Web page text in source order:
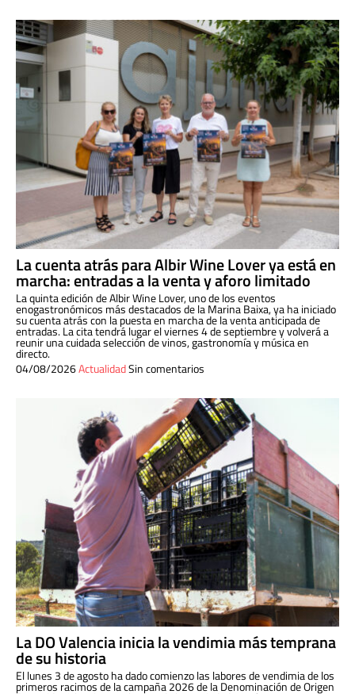
La cuenta atrás para Albir Wine Lover ya está en
marcha: entradas a la venta y aforo limitado
La quinta edición de Albir Wine Lover, uno de los eventos
enogastronómicos más destacados de la Marina Baixa, ya ha iniciado
su cuenta atrás con la puesta en marcha de la venta anticipada de
entradas. La cita tendrá lugar el viernes 4 de septiembre y volverá a
reunir una cuidada selección de vinos, gastronomía y música en
directo.
04/08/2026ActualidadSin comentarios
La DO Valencia inicia la vendimia más temprana
de su historia
El lunes 3 de agosto ha dado comienzo las labores de vendimia de los
primeros racimos de la campaña 2026 de la Denominación de Origen